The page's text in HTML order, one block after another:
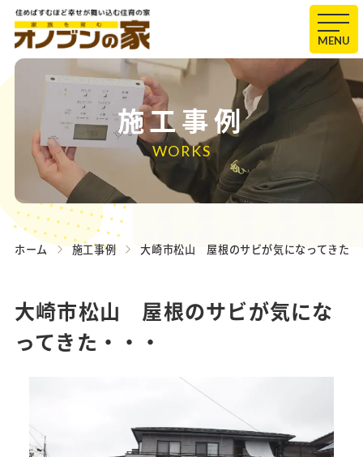
MENU
施工事例
WORKS
ホーム 施工事例 大崎市松山 屋根のサビが気になってきた
大崎市松山 屋根のサビが気にな
ってきた・・・